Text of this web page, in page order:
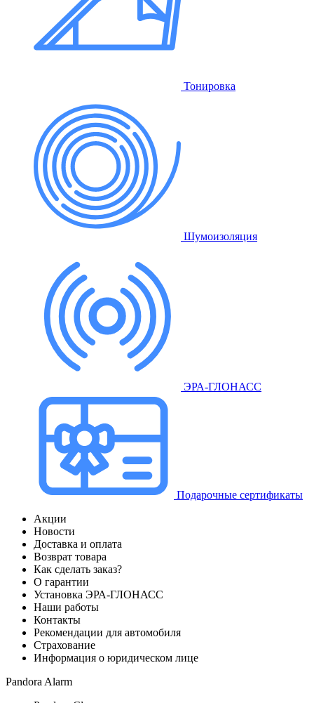
Тонировка
Шумоизоляция
ЭРА-ГЛОНАСС
Подарочные сертификаты
Акции
Новости
Доставка и оплата
Возврат товара
Как сделать заказ?
О гарантии
Установка ЭРА-ГЛОНАСС
Наши работы
Контакты
Рекомендации для автомобиля
Страхование
Информация о юридическом лице
Pandora Alarm